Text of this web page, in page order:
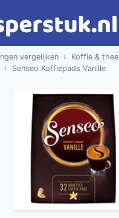
vergelijken Koffie & thee
Senseo Koffiepads Vanille